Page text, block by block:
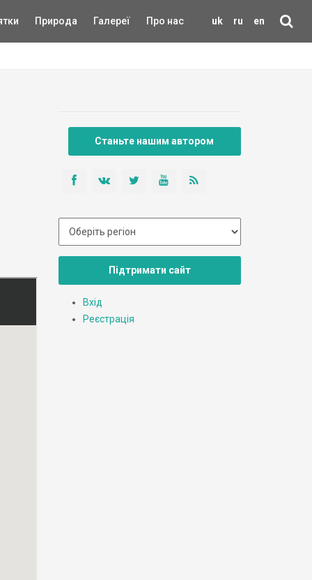
uk ru en
Природа Галереї Про нас
Станьте нашим автором
Підтримати сайт
Вхід
Реєстрація